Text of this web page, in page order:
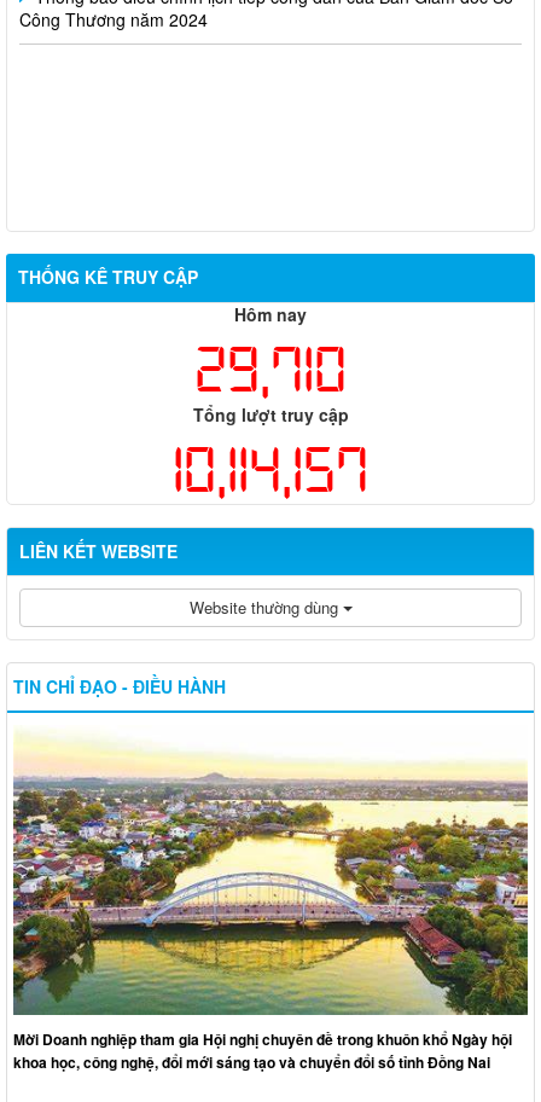
THỐNG KÊ TRUY CẬP
Hôm nay
29,710
Tổng lượt truy cập
10,114,157
LIÊN KẾT WEBSITE
Website thường dùng
TIN CHỈ ĐẠO - ĐIỀU HÀNH
Mời Doanh nghiệp tham gia Hội nghị chuyên đề trong khuôn khổ Ngày hội
khoa học, công nghệ, đổi mới sáng tạo và chuyển đổi số tỉnh Đồng Nai